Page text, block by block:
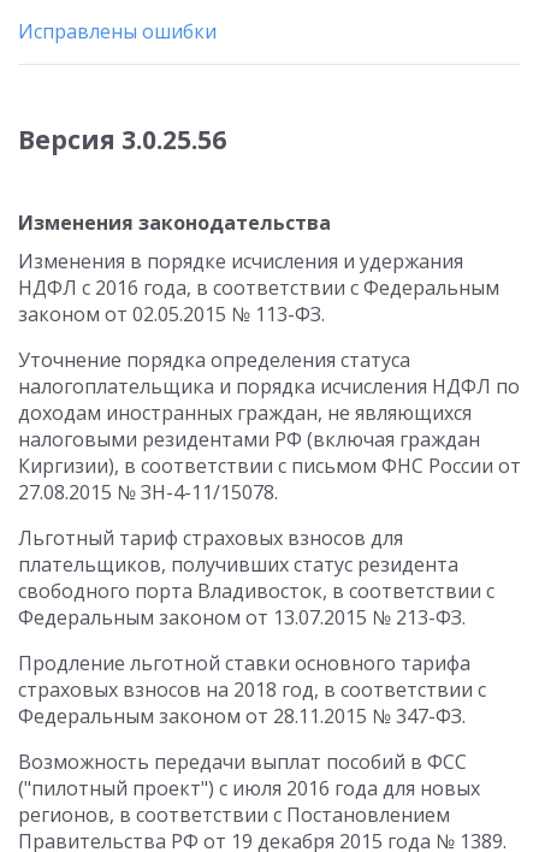
Исправлены ошибки
Версия 3.0.25.56
Изменения законодательства
Изменения в порядке исчисления и удержания
НДФЛ с 2016 года, в соответствии с Федеральным
законом от 02.05.2015 № 113-ФЗ.
Уточнение порядка определения статуса
налогоплательщика и порядка исчисления НДФЛ по
доходам иностранных граждан, не являющихся
налоговыми резидентами РФ (включая граждан
Киргизии), в соответствии с письмом ФНС России от
27.08.2015 № ЗН-4-11/15078.
Льготный тариф страховых взносов для
плательщиков, получивших статус резидента
свободного порта Владивосток, в соответствии с
Федеральным законом от 13.07.2015 № 213-ФЗ.
Продление льготной ставки основного тарифа
страховых взносов на 2018 год, в соответствии с
Федеральным законом от 28.11.2015 № 347-ФЗ.
Возможность передачи выплат пособий в ФСС
("пилотный проект") с июля 2016 года для новых
регионов, в соответствии с Постановлением
Правительства РФ от 19 декабря 2015 года № 1389.